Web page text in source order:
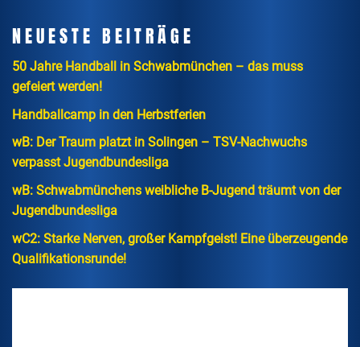
NEUESTE BEITRÄGE
50 Jahre Handball in Schwabmünchen – das muss
gefeiert werden!
Handballcamp in den Herbstferien
wB: Der Traum platzt in Solingen – TSV-Nachwuchs
verpasst Jugendbundesliga
wB: Schwabmünchens weibliche B-Jugend träumt von der
Jugendbundesliga
wC2: Starke Nerven, großer Kampfgeist! Eine überzeugende
Qualifikationsrunde!